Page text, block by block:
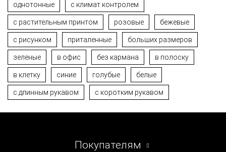
однотонные с климат контролем
с растительным принтом розовые бежевые
с рисунком приталенные больших размеров
зеленые в офис без кармана в полоску
в клетку синие голубые белые
с длинным рукавом с коротким рукавом
Покупателям